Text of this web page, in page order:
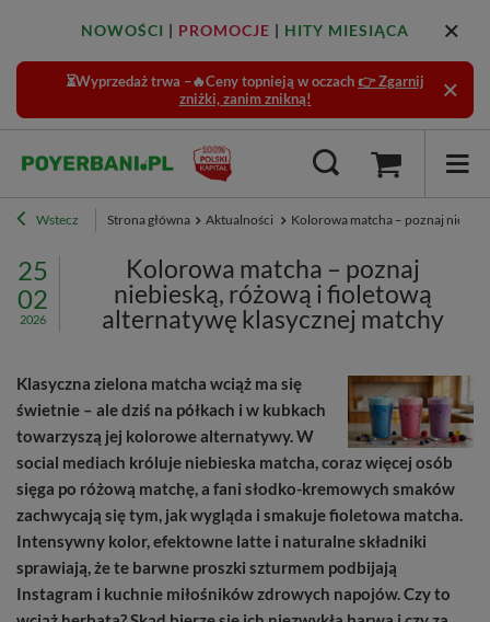
NOWOŚCI | PROMOCJE | HITY MIESIĄCA
⏳Wyprzedaż trwa –🔥Ceny topnieją w oczach 👉 Zgarnij
zniżki, zanim znikną!
Wstecz Strona główna Aktualności Kolorowa matcha – poznaj
25
02
2026
Kolorowa matcha – poznaj
niebieską, różową i fioletową
alternatywę klasycznej matchy
Klasyczna zielona matcha wciąż ma się
świetnie – ale dziś na półkach i w kubkach
towarzyszą jej kolorowe alternatywy. W
social mediach króluje niebieska matcha, coraz więcej osób
sięga po różową matchę, a fani słodko-kremowych smaków
zachwycają się tym, jak wygląda i smakuje fioletowa matcha.
Intensywny kolor, efektowne latte i naturalne składniki
sprawiają, że te barwne proszki szturmem podbijają
Instagram i kuchnie miłośników zdrowych napojów. Czy to